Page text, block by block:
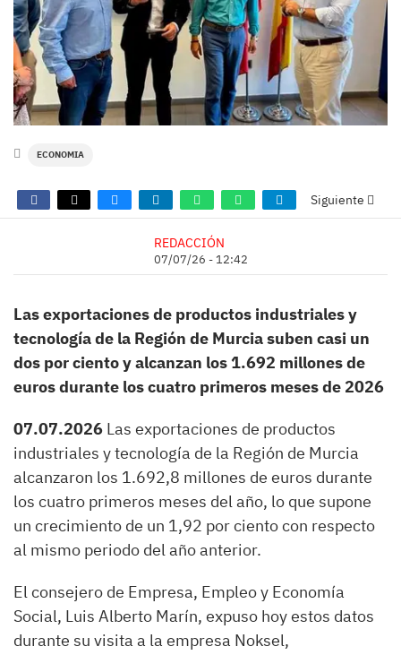
ECONOMIA
Siguiente
REDACCIÓN
07/07/26 - 12:42
Las exportaciones de productos industriales y
tecnología de la Región de Murcia suben casi un
dos por ciento y alcanzan los 1.692 millones de
euros durante los cuatro primeros meses de 2026
07.07.2026 Las exportaciones de productos
industriales y tecnología de la Región de Murcia
alcanzaron los 1.692,8 millones de euros durante
los cuatro primeros meses del año, lo que supone
un crecimiento de un 1,92 por ciento con respecto
al mismo periodo del año anterior.
El consejero de Empresa, Empleo y Economía
Social, Luis Alberto Marín, expuso hoy estos datos
durante su visita a la empresa Noksel,